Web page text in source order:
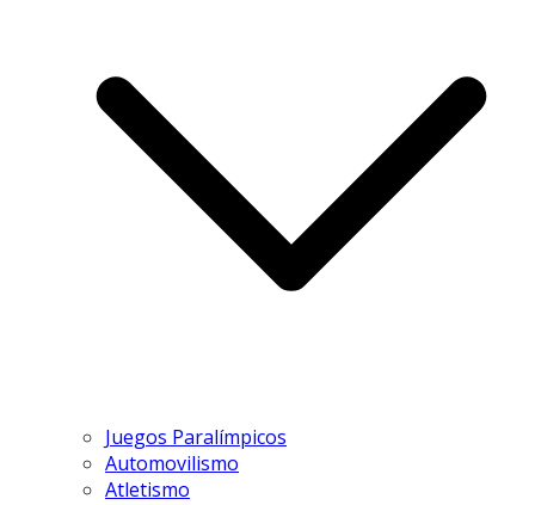
Juegos Paralímpicos
Automovilismo
Atletismo